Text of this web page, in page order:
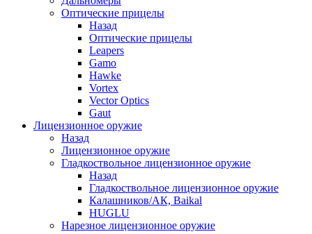
Оптические прицелы
Назад
Оптические прицелы
Leapers
Gamo
Hawke
Vortex
Vector Optics
Gaut
Лицензионное оружие
Назад
Лицензионное оружие
Гладкоствольное лицензионное оружие
Назад
Гладкоствольное лицензионное оружие
Калашников/АК, Baikal
HUGLU
Нарезное лицензионное оружие